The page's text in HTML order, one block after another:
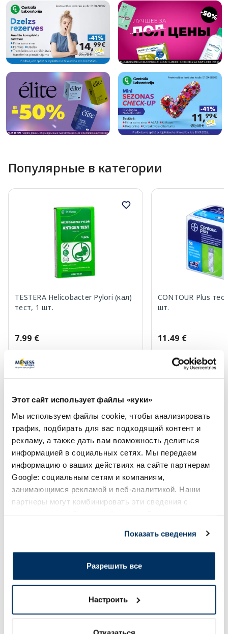
Этот сайт использует файлы «куки»
Мы используем файлы cookie, чтобы анализировать
трафик, подбирать для вас подходящий контент и
рекламу, а также дать вам возможность делиться
информацией в социальных сетях. Мы передаем
информацию о ваших действиях на сайте партнерам
Google: социальным сетям и компаниям,
занимающимся рекламой и веб-аналитикой. Наши
партнеры могут комбинировать эти сведения с
Показать сведения
Разрешить все
Настроить
Популярные в категории
TESTERA Helicobacter Pylori (кал)
тест, 1 шт.
7.99 €
CONTOUR Plus
шт.
11.49 €
Page 1 of 10
Солнечная защита летом ☀️
Более...
-60%
EUCERIN Kids Dry Touch SPF 50+
крем-гель, 200 мл
солнцезащитное